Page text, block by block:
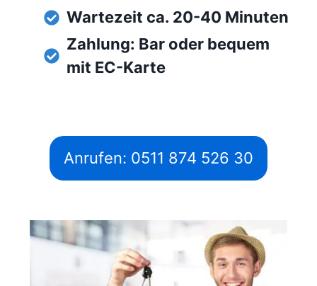
Wartezeit ca. 20-40 Minuten
Zahlung: Bar oder bequem
mit EC-Karte
Anrufen: 0511 874 526 30